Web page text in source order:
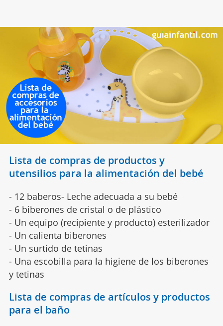
Lista de compras de productos y
utensilios para la alimentación del bebé
- 12 baberos- Leche adecuada a su bebé
- 6 biberones de cristal o de plástico
- Un equipo (recipiente y producto) esterilizador
- Un calienta biberones
- Un surtido de tetinas
- Una escobilla para la higiene de los biberones
y tetinas
Lista de compras de artículos y productos
para el baño